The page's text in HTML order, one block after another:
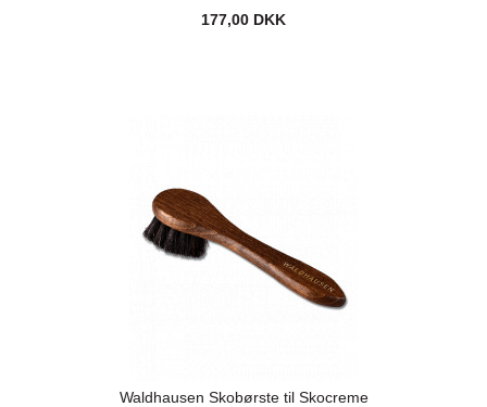
177,00 DKK
Waldhausen Skobørste til Skocreme